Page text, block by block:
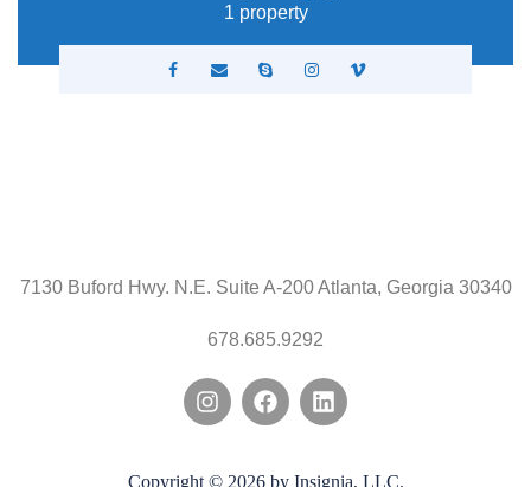
1 property
7130 Buford Hwy. N.E. Suite A-200 Atlanta, Georgia 30340
678.685.9292
Copyright © 2026 by Insignia, LLC.